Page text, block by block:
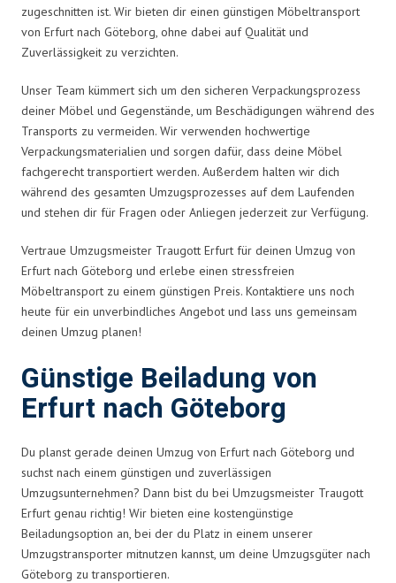
zugeschnitten ist. Wir bieten dir einen günstigen Möbeltransport
von Erfurt nach Göteborg, ohne dabei auf Qualität und
Zuverlässigkeit zu verzichten.
Unser Team kümmert sich um den sicheren Verpackungsprozess
deiner Möbel und Gegenstände, um Beschädigungen während des
Transports zu vermeiden. Wir verwenden hochwertige
Verpackungsmaterialien und sorgen dafür, dass deine Möbel
fachgerecht transportiert werden. Außerdem halten wir dich
während des gesamten Umzugsprozesses auf dem Laufenden
und stehen dir für Fragen oder Anliegen jederzeit zur Verfügung.
Vertraue Umzugsmeister Traugott Erfurt für deinen Umzug von
Erfurt nach Göteborg und erlebe einen stressfreien
Möbeltransport zu einem günstigen Preis. Kontaktiere uns noch
heute für ein unverbindliches Angebot und lass uns gemeinsam
deinen Umzug planen!
Günstige Beiladung von
Erfurt nach Göteborg
Du planst gerade deinen Umzug von Erfurt nach Göteborg und
suchst nach einem günstigen und zuverlässigen
Umzugsunternehmen? Dann bist du bei Umzugsmeister Traugott
Erfurt genau richtig! Wir bieten eine kostengünstige
Beiladungsoption an, bei der du Platz in einem unserer
Umzugstransporter mitnutzen kannst, um deine Umzugsgüter nach
Göteborg zu transportieren.